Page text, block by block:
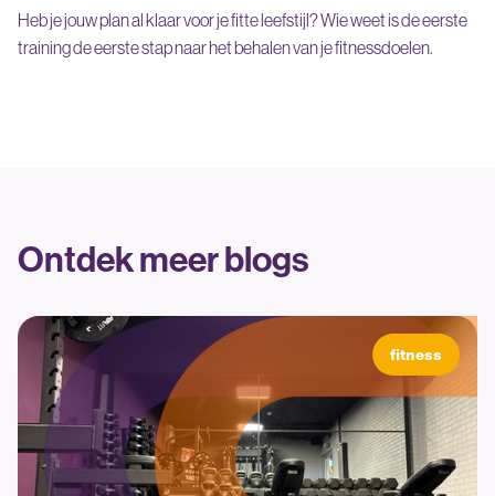
Heb je jouw plan al klaar voor je fitte leefstijl? Wie weet is de eerste
training de eerste stap naar het behalen van je fitnessdoelen.
Ontdek meer blogs
fitness